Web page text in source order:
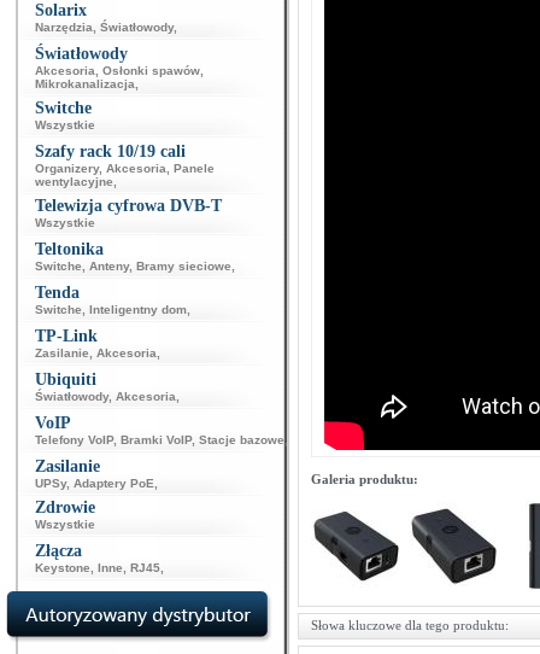
Solarix
Narzędzia Światłowody,
Światłowody
Akcesoria Osłonki spawów
Mikrokanalizacja
Switche
Wszystkie
Szafy rack 10/19 cali
Organizery, Akcesoria
Panele
wentylacyjne
Telewizja cyfrowa DVB-T
Wszystkie
Teltonika
Switche Anteny, Bramy sieciowe
Tenda
Switche Inteligentny dom
TP-Link
Zasilanie Akcesoria
Ubiquiti
Światłowody, Akcesoria
VoIP
Telefony VoIP, Bramki VoIP, Stacje bazowe
Zasilanie
UPSy, Adaptery PoE
Zdrowie
Wszystkie
Złącza
Keystone Inne RJ45
Galeria produktu:
Słowa kluczowe dla tego produktu: